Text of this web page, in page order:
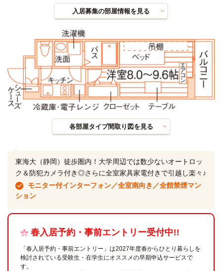
入居募集の部屋情報を見る
各部屋タイプ間取り図を見る
東海大（静岡）徒歩圏内！大学周辺では数少ないオートロッ
ク＆防犯カメラ付き◎さらに全室家具家電付きで引越し楽々♪
モニター付インターフォン／全室南向き／全館禁煙マン
ション
春入居予約・事前エントリー受付中!!
「春入居予約・事前エントリー」は2027年度春からひとり暮らしを
検討されている受験生・在学生にオススメの早期申込サービスで
す。